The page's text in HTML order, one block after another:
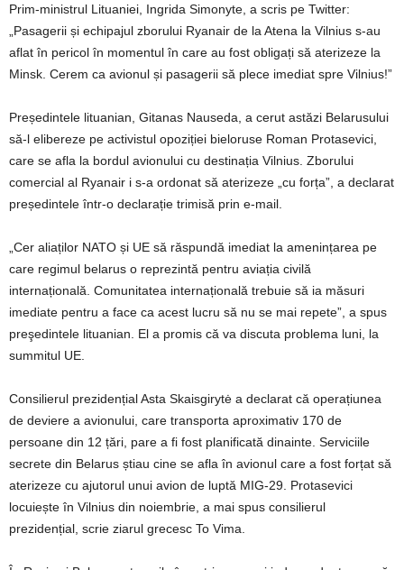
Prim-ministrul Lituaniei, Ingrida Simonyte, a scris pe Twitter:
„Pasagerii și echipajul zborului Ryanair de la Atena la Vilnius s-au
aflat în pericol în momentul în care au fost obligați să aterizeze la
Minsk. Cerem ca avionul și pasagerii să plece imediat spre Vilnius!”
Președintele lituanian, Gitanas Nauseda, a cerut astăzi Belarusului
să-l elibereze pe activistul opoziției bieloruse Roman Protasevici,
care se afla la bordul avionului cu destinația Vilnius. Zborului
comercial al Ryanair i s-a ordonat să aterizeze „cu forța”, a declarat
președintele într-o declarație trimisă prin e-mail.
„Cer aliaților NATO și UE să răspundă imediat la amenințarea pe
care regimul belarus o reprezintă pentru aviația civilă
internațională. Comunitatea internațională trebuie să ia măsuri
imediate pentru a face ca acest lucru să nu se mai repete”, a spus
preşedintele lituanian. El a promis că va discuta problema luni, la
summitul UE.
Consilierul prezidențial Asta Skaisgirytė a declarat că operațiunea
de deviere a avionului, care transporta aproximativ 170 de
persoane din 12 țări, pare a fi fost planificată dinainte. Serviciile
secrete din Belarus știau cine se afla în avionul care a fost forțat să
aterizeze cu ajutorul unui avion de luptă MIG-29. Protasevici
locuiește în Vilnius din noiembrie, a mai spus consilierul
prezidențial, scrie ziarul grecesc To Vima.